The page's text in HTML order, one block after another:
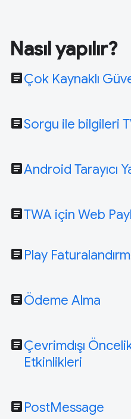
Nasıl yapılır?
articleÇok Kaynaklı
articleSorgu ile bilgileri
articleAndroid Tarayıcı
articleTWA için Web
article Play
articleÖdeme Alma
articleÇevrimdışı
Etkinlikleri
article PostMessage